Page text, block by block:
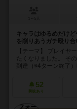
キャラはゆるめだけ
を削りあうガチ殴り
【テーマ】 プレイヤ
たくなりました。 そ
到達（※4ターン終了
52
興味あり